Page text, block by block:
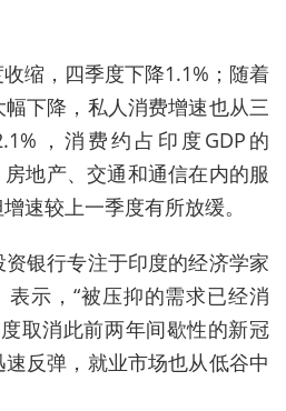
缩，四季度下降1.1%；随着
下降，私人消费增速也从三
，消费约占印度GDP的
地产、交通和通信在内的服
速较上一季度有所放缓。
银行专注于印度的经济学家
示，“被压抑的需求已经消
取消此前两年间歇性的新冠
反弹，就业市场也从低谷中